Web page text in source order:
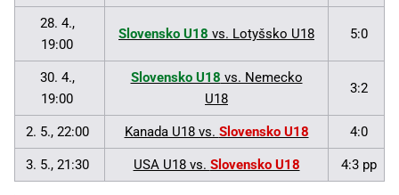
28. 4.,
19:00
Slovensko U18 vs. Lotyšsko U18 5:0
30. 4.,
19:00
Slovensko U18 vs. Nemecko
U18
3:2
2. 5., 22:00 Kanada U18 vs. Slovensko U18 4:0
3. 5., 21:30 USA U18 vs. Slovensko U18 4:3 pp